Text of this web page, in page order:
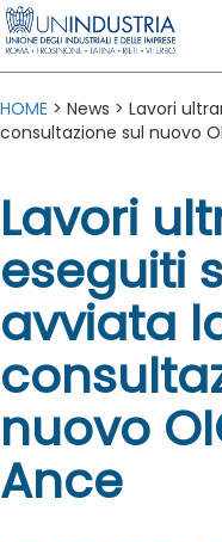
HOME > News > Lavori
consultazione sul nuovo
Lavori
eseguiti
avviata
nuovo
Ance